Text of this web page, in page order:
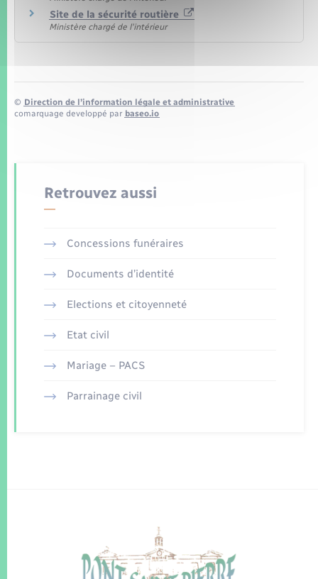
Site de la sécurité routière
Ministère chargé de l'intérieur
© Direction de l’information légale et administrative
comarquage developpé par baseo.io
Retrouvez aussi
Concessions funéraires
Documents d’identité
Elections et citoyenneté
Etat civil
Mariage – PACS
Parrainage civil